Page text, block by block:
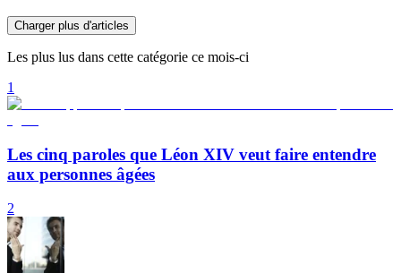
Charger plus d'articles
Les plus lus dans cette catégorie ce mois-ci
1
Les cinq paroles que Léon XIV veut faire entendre
aux personnes âgées
2